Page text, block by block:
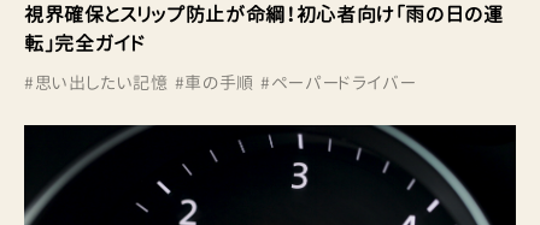
視界確保とスリップ防止が命綱！初心者向け「雨の日の運
転」完全ガイド
#思い出したい記憶 #車の手順 #ペーパードライバー